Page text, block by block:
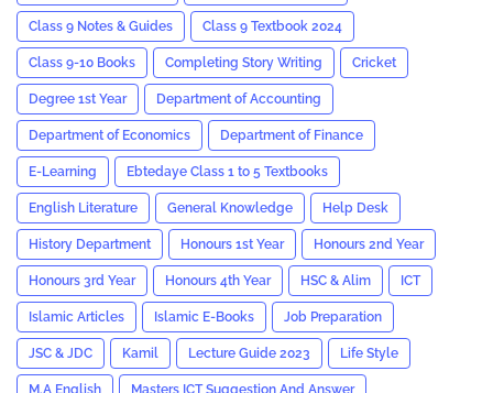
Class 9 Notes & Guides Class 9 Textbook 2024
Class 9-10 Books Completing Story Writing Cricket
Degree 1st Year Department of Accounting
Department of Economics Department of Finance
E-Learning Ebtedaye Class 1 to 5 Textbooks
English Literature General Knowledge Help Desk
History Department Honours 1st Year Honours 2nd Year
Honours 3rd Year Honours 4th Year HSC & Alim ICT
Islamic Articles Islamic E-Books Job Preparation
JSC & JDC Kamil Lecture Guide 2023 Life Style
M.A English Masters ICT Suggestion And Answer